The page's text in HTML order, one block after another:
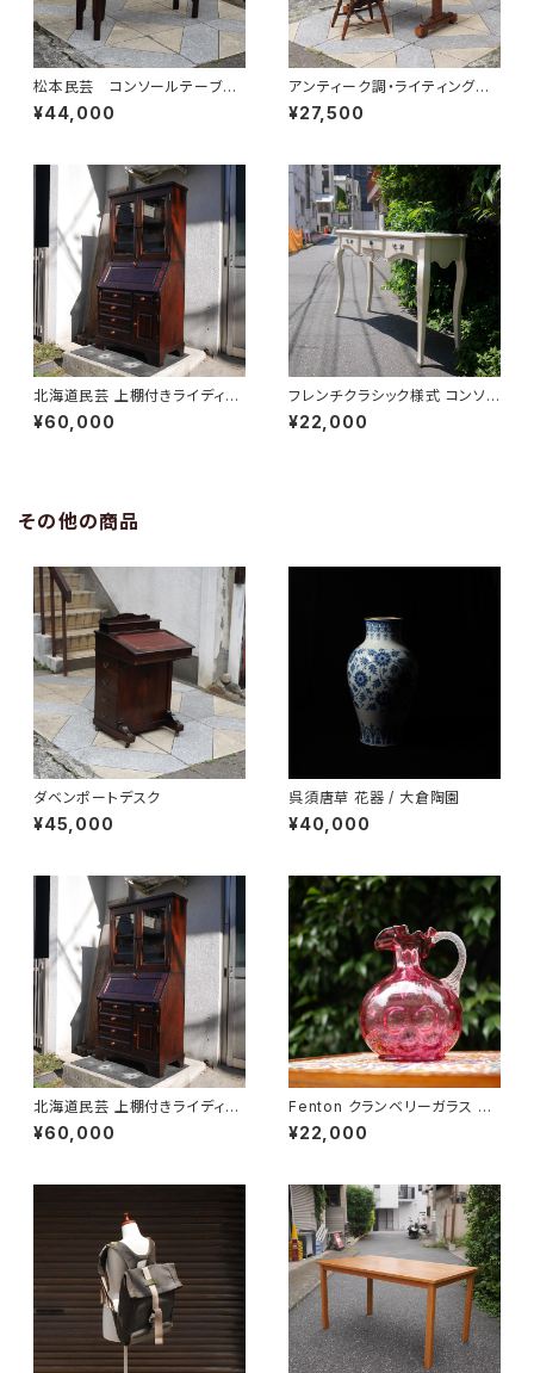
松本民芸 コンソールテーブ
ル "義"
¥44,000
アンティーク調・ライティングデ
スク
¥27,500
北海道民芸 上棚付きライディン
グビューロー
¥60,000
フレンチクラシック様式 コンソ
ールデスク
¥22,000
その他の商品
ダベンポートデスク
¥45,000
呉須唐草 花器 / 大倉陶園
¥40,000
北海道民芸 上棚付きライディン
グビューロー
¥60,000
Fenton クランベリーガラス ピ
ッチャー
¥22,000